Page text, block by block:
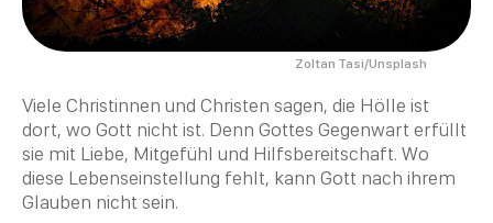
Zoltan Tasi/Unsplash
Viele Christinnen und Christen sagen, die Hölle ist
dort, wo Gott nicht ist. Denn Gottes Gegenwart erfüllt
sie mit Liebe, Mitgefühl und Hilfsbereitschaft. Wo
diese Lebenseinstellung fehlt, kann Gott nach ihrem
Glauben nicht sein.